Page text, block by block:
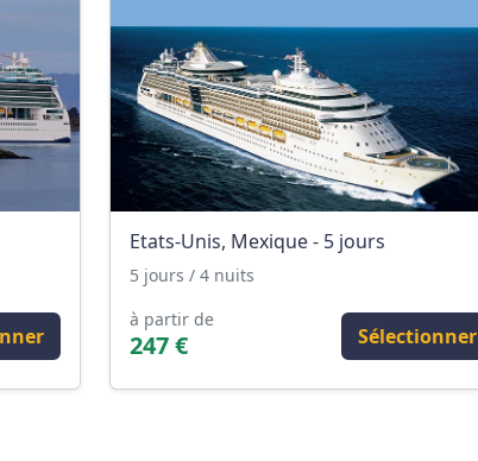
Etats-Unis, Mexique - 5 jours
5 jours / 4 nuits
à partir de
247 € Sélectionner